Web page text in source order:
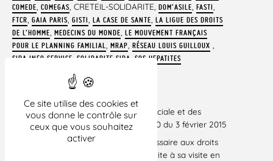
Ce site utilise des cookies et
vous donne le contrôle sur
ceux que vous souhaitez
activer
COMEDE COMEGAS , CRETEIL-SOLIDARITE, DOM’ASILE FASTI
FTCR GAIA PARIS GISTI LA CASE DE SANTE LA LIGUE DES DROITS
DE L’HOMME MEDECINS DU MONDE LE MOUVEMENT FRANÇAIS
POUR LE PLANNING FAMILIAL MRAP RÉSEAU LOUIS GUILLOUX
SIDA INFO SERVICE SOLIDARITE SIDA SOS HEPATITES
TÉLÉCHARGER LE COMMUNIQUÉ.
[1]article R251-1 du code de l’action sociale et des
familles, modifié par le décret 2015-120 du 3 février 2015
[2]Rapport par Nils Muižnieks, Commissaire aux droits
de l’homme du Conseil de l’Europe, suite à sa visite en